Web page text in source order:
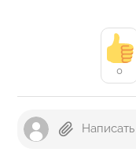
0